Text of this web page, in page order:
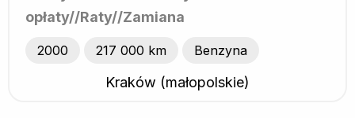
opłaty//Raty//Zamiana
2000 217 000 km Benzyna
Kraków (małopolskie)